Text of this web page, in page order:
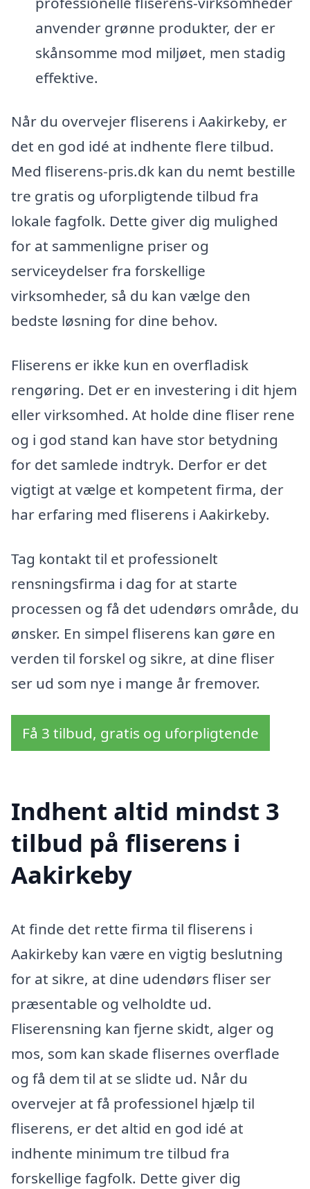
anvender grønne produkter, der er
skånsomme mod miljøet, men stadig
effektive.
Når du overvejer fliserens i Aakirkeby, er
det en god idé at indhente flere tilbud.
Med fliserens-pris.dk kan du nemt bestille
tre gratis og uforpligtende tilbud fra
lokale fagfolk. Dette giver dig mulighed
for at sammenligne priser og
serviceydelser fra forskellige
virksomheder, så du kan vælge den
bedste løsning for dine behov.
Fliserens er ikke kun en overfladisk
rengøring. Det er en investering i dit hjem
eller virksomhed. At holde dine fliser rene
og i god stand kan have stor betydning
for det samlede indtryk. Derfor er det
vigtigt at vælge et kompetent firma, der
har erfaring med fliserens i Aakirkeby.
Tag kontakt til et professionelt
rensningsfirma i dag for at starte
processen og få det udendørs område, du
ønsker. En simpel fliserens kan gøre en
verden til forskel og sikre, at dine fliser
ser ud som nye i mange år fremover.
Få 3 tilbud, gratis og uforpligtende
Indhent altid mindst 3
tilbud på fliserens i
Aakirkeby
At finde det rette firma til fliserens i
Aakirkeby kan være en vigtig beslutning
for at sikre, at dine udendørs fliser ser
præsentable og velholdte ud.
Fliserensning kan fjerne skidt, alger og
mos, som kan skade flisernes overflade
og få dem til at se slidte ud. Når du
overvejer at få professionel hjælp til
fliserens, er det altid en god idé at
indhente minimum tre tilbud fra
forskellige fagfolk. Dette giver dig